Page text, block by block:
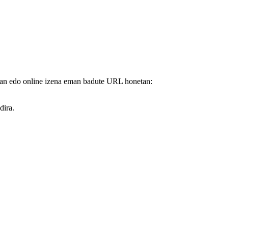
edo online izena eman badute URL honetan: